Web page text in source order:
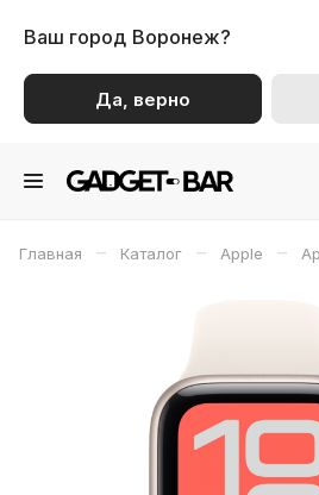
Ваш город Воронеж?
Да, верно
Главная – Каталог – Apple –